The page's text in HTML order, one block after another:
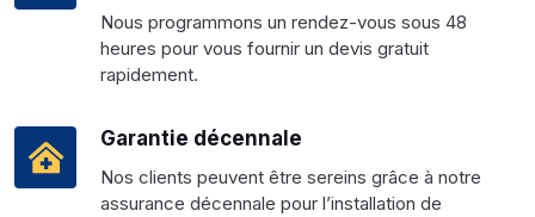
Nous programmons un rendez-vous sous 48
heures pour vous fournir un devis gratuit
rapidement.
Garantie décennale
Nos clients peuvent être sereins grâce à notre
assurance décennale pour l’installation de